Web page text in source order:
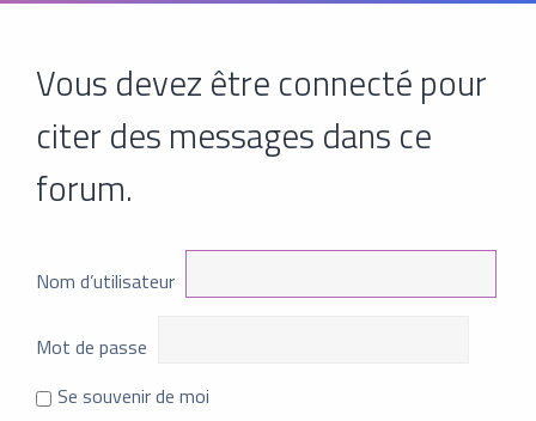
Vous devez être connecté pour
citer des messages dans ce
forum.
Nom d’utilisateur
Mot de passe
Se souvenir de moi